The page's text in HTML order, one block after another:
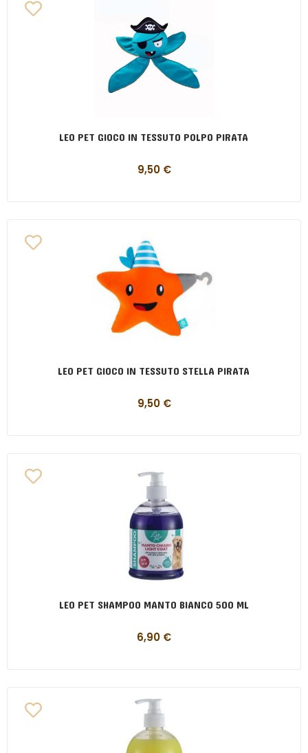
LEO PET GIOCO IN TESSUTO POLPO PIRATA
9,50 €
LEO PET GIOCO IN TESSUTO STELLA PIRATA
9,50 €
LEO PET SHAMPOO MANTO BIANCO 500 ML
6,90 €